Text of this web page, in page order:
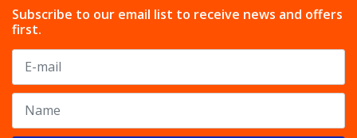
Subscribe to our email list to receive news and offers
first.